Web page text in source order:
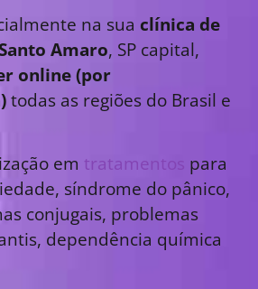
na sua clínica de
Amaro, SP capital,
online (por
todas as regiões do Brasil e
em tratamentos para
síndrome do pânico,
conjugais, problemas
dependência química